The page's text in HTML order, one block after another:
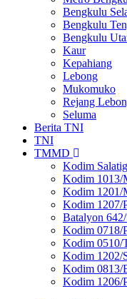
Bengkulu
Bengkulu
Bengkulu
Kaur
Kepahiang
Lebong
Mukomuko
Rejang
Seluma
Berita TNI
TNI
TMMD
Kodim
Kodim 1013/
Kodim 1201/
Kodim 1207/
Batalyon
Kodim 0718/
Kodim 0510/
Kodim 1202/
Kodim 0813/
Kodim 1206/